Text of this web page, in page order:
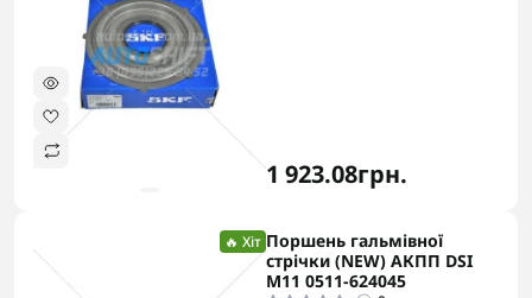
1 923.08грн.
🔥 Хіт Поршень гальмівної
стрічки (NEW) АКПП DSI
M11 0511-624045